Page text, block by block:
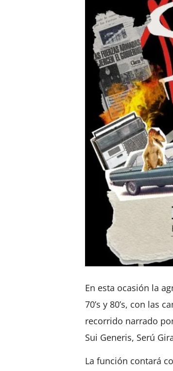
En esta ocasión la
70’s y 80’s, con las
recorrido narrado
Sui Generis, Serú
La función contará